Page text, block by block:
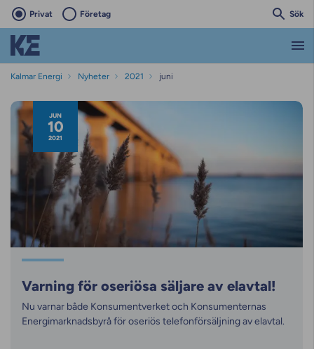
Privat Företag Sök
Kalmar Energi Nyheter 2021 juni
Nyhetsarkiv
JUN
10
2021
Varning för oseriösa säljare av elavtal!
Nu varnar både Konsumentverket och Konsumenternas
Energimarknadsbyrå för oseriös telefonförsäljning av elavtal.